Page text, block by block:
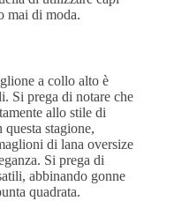
mai di moda.
a collo alto è
Si prega di notare che
allo stile di
stagione,
di lana oversize
Si prega di
abbinando gonne
quadrata.